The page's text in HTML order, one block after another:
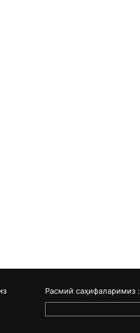
Расмий саҳифаларимиз :